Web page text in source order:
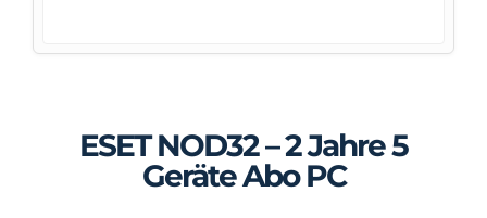
ESET NOD32 – 2 Jahre 5
Geräte Abo PC